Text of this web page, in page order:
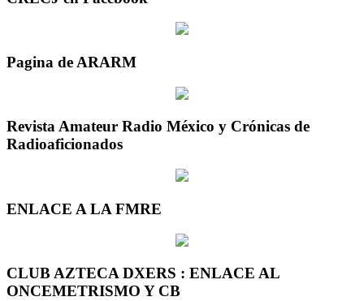
Pagina de ARARM
Revista Amateur Radio México y Crónicas de
Radioaficionados
ENLACE A LA FMRE
CLUB AZTECA DXERS : ENLACE AL
ONCEMETRISMO Y CB